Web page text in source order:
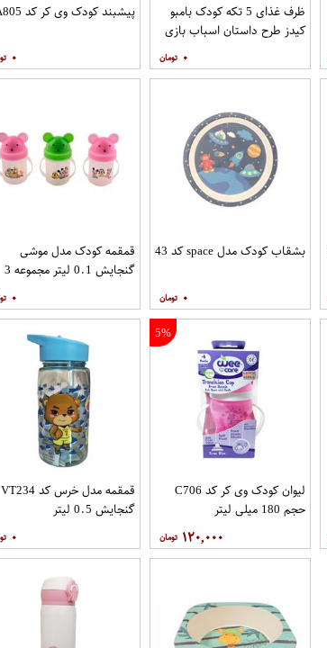
ظرف غذای 5 تکه کودک بامبو
کیدز طرح داستان اسباب بازی
۰
پیشبند کودک وی کر کد A805
۰
بشقاب کودک مدل space کد 43
۰
قمقمه کودک مدل موشی
گنجایش 0.1 لیتر مجموعه 3
۰
5%
لیوان کودک وی کر کد C706
حجم 180 میلی لیتر
۱۲۰,۰۰۰
قمقمه مدل خرس کد VT234
گنجایش 0.5 لیتر
۰